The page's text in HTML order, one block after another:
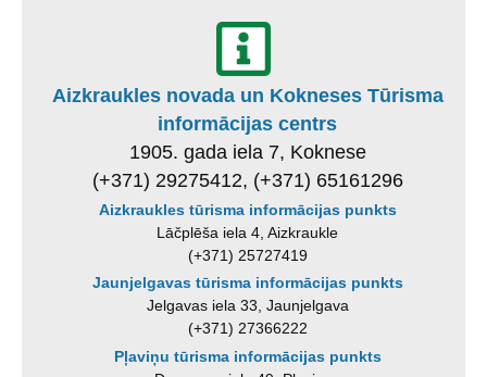
Aizkraukles novada un Kokneses Tūrisma
informācijas centrs
1905. gada iela 7, Koknese
(+371) 29275412, (+371) 65161296
Aizkraukles tūrisma informācijas punkts
Lāčplēša iela 4, Aizkraukle
(+371) 25727419
Jaunjelgavas tūrisma informācijas punkts
Jelgavas iela 33, Jaunjelgava
(+371) 27366222
Pļaviņu tūrisma informācijas punkts